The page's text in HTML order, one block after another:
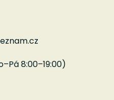
8:00–19:00)